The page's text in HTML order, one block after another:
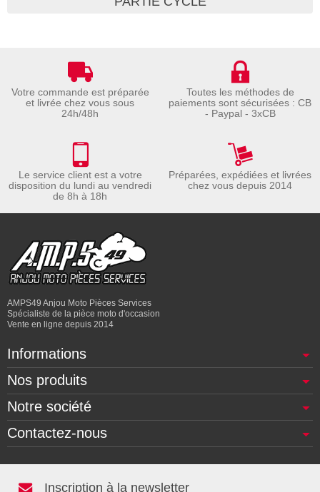
Votre commande est préparée
et livrée chez vous sous
24h/48h
Toutes les méthodes de
paiements sont sécurisées : CB
- Paypal - 3xCB
Le service client est a votre
disposition du lundi au vendredi
de 8h à 18h
Préparées, expédiées et livrées
chez vous depuis 2014
AMPS49 Anjou Moto Pièces Services
Spécialiste de la pièce moto d'occasion
Vente en ligne depuis 2014
Informations
Nos produits
Notre société
Contactez-nous
Inscription à la newsletter